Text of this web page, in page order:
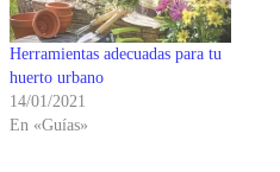
Herramientas adecuadas para tu
huerto urbano
14/01/2021
En «Guías»